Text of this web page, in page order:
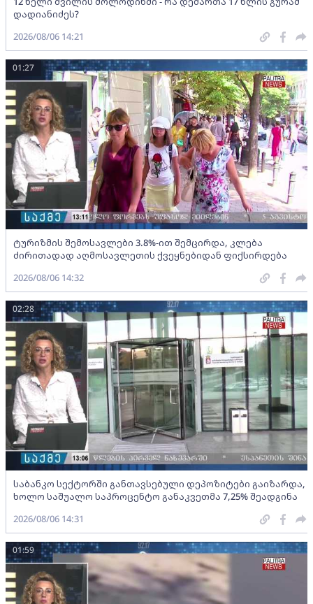
დადიანიძეს?
2026/08/06 14:21
ტურიზმის შემოსავლები 3.8%-ით შემცირდა, კლება
ძირითადად აღმოსავლეთის ქვეყნებიდან ფიქსირდება
01:27
2026/08/06 14:32
საბანკო სექტორში განთავსებული დეპოზიტები გაიზარდა,
ხოლო საშუალო საპროცენტო განაკვეთმა 7,25% შეადგინა
02:28
2026/08/06 14:31
01:59